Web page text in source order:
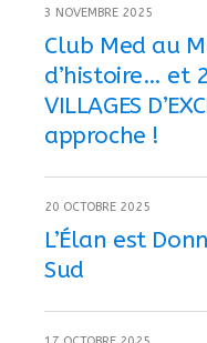
3 NOVEMBRE 2025
Club Med au
d’histoire… et
VILLAGES
approche !
20 OCTOBRE 2025
L’Élan est
Sud